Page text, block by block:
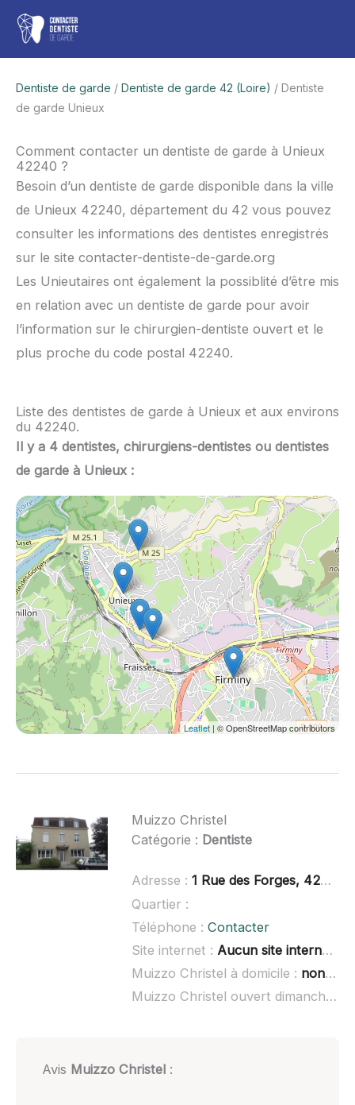
Aller
contenu
Dentiste de garde / Dentiste de garde 42 (Loire) / Dentiste
de garde Unieux
Comment contacter un dentiste de garde à Unieux
42240 ?
Besoin d’un dentiste de garde disponible dans la ville
de Unieux 42240, département du 42 vous pouvez
consulter les informations des dentistes enregistrés
sur le site contacter-dentiste-de-garde.org
Les Unieutaires ont également la possiblité d’être mis
en relation avec un dentiste de garde pour avoir
l’information sur le chirurgien-dentiste ouvert et le
plus proche du code postal 42240.
Liste des dentistes de garde à Unieux et aux environs
du 42240.
Il y a 4 dentistes, chirurgiens-dentistes ou dentistes
de garde à Unieux :
Leaflet | © OpenStreetMap contributors
Muizzo Christel
Catégorie : Dentiste
Adresse : 1 Rue des Forges, 42240 Unieux
Quartier :
Téléphone : Contacter
Site internet : Aucun site internet connu
Muizzo Christel à domicile : non renseigné
Muizzo Christel ouvert dimanche :
Avis Muizzo Christel: